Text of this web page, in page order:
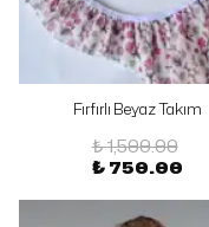
Fırfırlı Beyaz Takım
₺ 1,500.00
₺ 750.00